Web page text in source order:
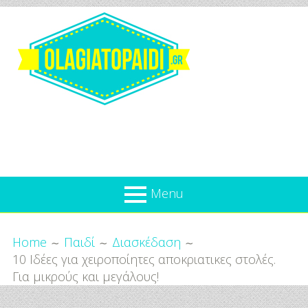
content
Menu
Για
το
Παιδί
Επικαιρότητα
Προσφορές
Home Παιδί
Διασκέδαση
10 Ιδέες για χειροποίητες αποκριατικες στολές.
Για μικρούς και μεγάλους!